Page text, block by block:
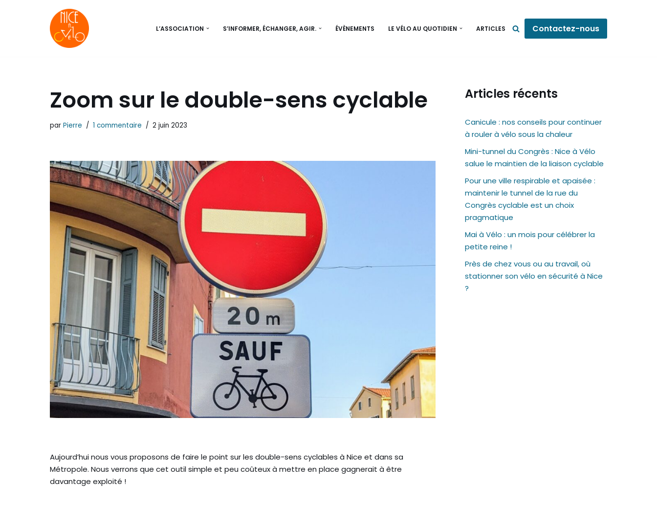
L’ASSOCIATION S’INFORMER, ÉCHANGER, AGIR. ÉVÈNEMENTS LE VÉLO AU QUOTIDIEN ARTICLES Contactez-nous
Zoom sur le double-sens cyclable
par Pierre 1 commentaire 2 juin 2023
Aujourd’hui nous vous proposons de faire le point sur les double-sens cyclables à Nice et dans sa
Métropole. Nous verrons que cet outil simple et peu coûteux à mettre en place gagnerait à être
davantage exploité !
Articles récents
Canicule : nos conseils pour continuer
à rouler à vélo sous la chaleur
Mini-tunnel du Congrès : Nice à Vélo
salue le maintien de la liaison cyclable
Pour une ville respirable et apaisée :
maintenir le tunnel de la rue du
Congrès cyclable est un choix
pragmatique
Mai à Vélo : un mois pour célébrer la
petite reine !
Près de chez vous ou au travail, où
stationner son vélo en sécurité à Nice
?